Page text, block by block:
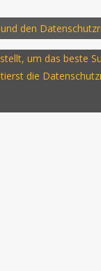
den
um das beste
die